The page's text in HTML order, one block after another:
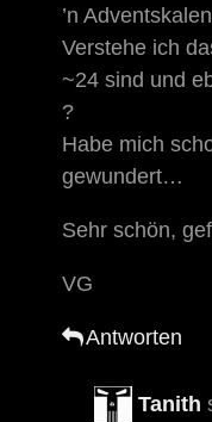
’n
Verstehe ich
~24 sind und
?
Habe mich
gewundert…
Sehr schön,
VG
Antworten
Tanith